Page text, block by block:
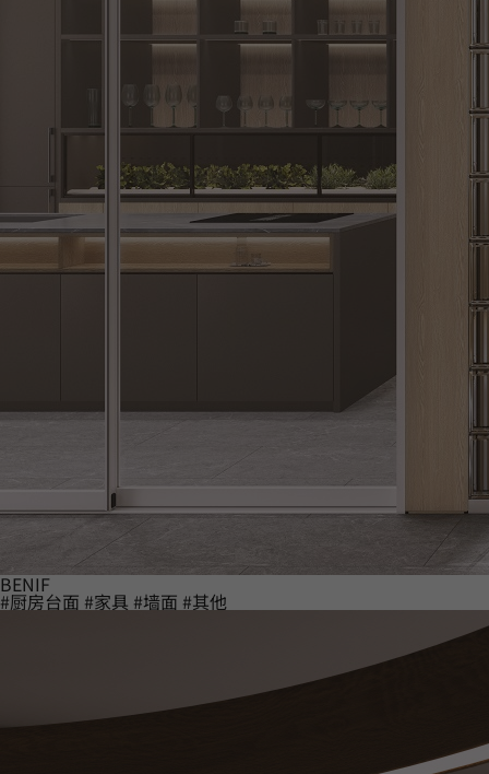
BENIF
#厨房台面 #家具 #墙面 #其他